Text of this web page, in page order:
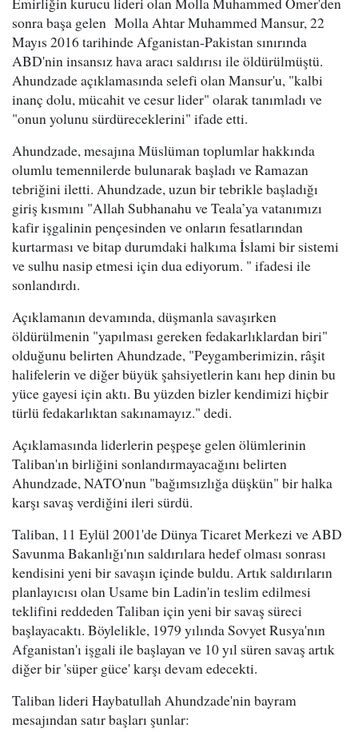
sonra başa gelen Molla Ahtar Muhammed Mansur, 22
Mayıs 2016 tarihinde Afganistan-Pakistan sınırında
ABD'nin insansız hava aracı saldırısı ile öldürülmüştü.
Ahundzade açıklamasında selefi olan Mansur'u, "kalbi
inanç dolu, mücahit ve cesur lider" olarak tanımladı ve
"onun yolunu sürdüreceklerini" ifade etti.
Ahundzade, mesajına Müslüman toplumlar hakkında
olumlu temennilerde bulunarak başladı ve Ramazan
tebriğini iletti. Ahundzade, uzun bir tebrikle başladığı
giriş kısmını "Allah Subhanahu ve Teala’ya vatanımızı
kafir işgalinin pençesinden ve onların fesatlarından
kurtarması ve bitap durumdaki halkıma İslami bir sistemi
ve sulhu nasip etmesi için dua ediyorum. " ifadesi ile
sonlandırdı.
Açıklamanın devamında, düşmanla savaşırken
öldürülmenin "yapılması gereken fedakarlıklardan biri"
olduğunu belirten Ahundzade, "Peygamberimizin, râşit
halifelerin ve diğer büyük şahsiyetlerin kanı hep dinin bu
yüce gayesi için aktı. Bu yüzden bizler kendimizi hiçbir
türlü fedakarlıktan sakınamayız." dedi.
Açıklamasında liderlerin peşpeşe gelen ölümlerinin
Taliban'ın birliğini sonlandırmayacağını belirten
Ahundzade, NATO'nun "bağımsızlığa düşkün" bir halka
karşı savaş verdiğini ileri sürdü.
Taliban, 11 Eylül 2001'de Dünya Ticaret Merkezi ve ABD
Savunma Bakanlığı'nın saldırılara hedef olması sonrası
kendisini yeni bir savaşın içinde buldu. Artık saldırıların
planlayıcısı olan Usame bin Ladin'in teslim edilmesi
teklifini reddeden Taliban için yeni bir savaş süreci
başlayacaktı. Böylelikle, 1979 yılında Sovyet Rusya'nın
Afganistan'ı işgali ile başlayan ve 10 yıl süren savaş artık
diğer bir 'süper güce' karşı devam edecekti.
Taliban lideri Haybatullah Ahundzade'nin bayram
mesajından satır başları şunlar: